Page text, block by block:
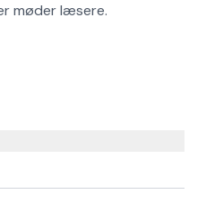
møder læsere.